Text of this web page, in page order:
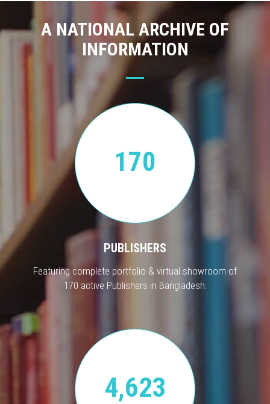
A NATIONAL ARCHIVE OF
INFORMATION
170
PUBLISHERS
Featuring complete portfolio & virtual showroom of
170 active Publishers in Bangladesh.
4,623